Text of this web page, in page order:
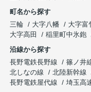
町名から探す
三輪
大字八幡 大字富
大字高田
稲里町中氷鉋
沿線から探す
長野電鉄長野線
篠ノ井
北しなの線
北陸新幹線
長野電鉄屋代線
埼玉高